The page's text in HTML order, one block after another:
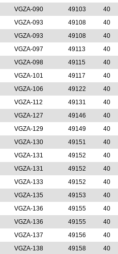
VGZA-090 49103 40
VGZA-093 49108 40
VGZA-093 49108 40
VGZA-097 49113 40
VGZA-098 49115 40
VGZA-101 49117 40
VGZA-106 49122 40
VGZA-112 49131 40
VGZA-127 49146 40
VGZA-129 49149 40
VGZA-130 49151 40
VGZA-131 49152 40
VGZA-131 49152 40
VGZA-133 49152 40
VGZA-135 49153 40
VGZA-136 49155 40
VGZA-136 49155 40
VGZA-137 49156 40
VGZA-138 49158 40